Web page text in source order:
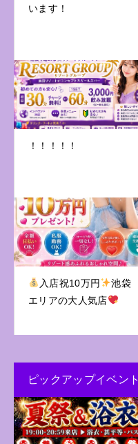
います！
！！！！！
入店祝10万円
池袋
エリアの大人気店
ピックアップイベント